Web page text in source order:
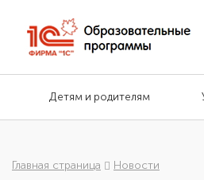
Детям и родителям
Главная страница Новости